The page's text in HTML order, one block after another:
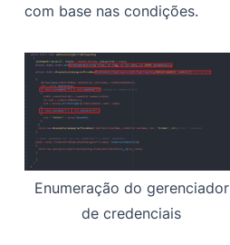
com base nas condições.
Enumeração do gerenciador
de credenciais